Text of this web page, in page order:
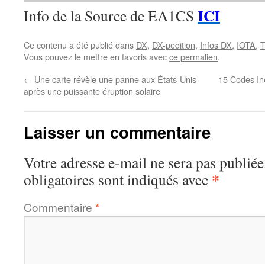
Info de la Source de EA1CS ICI
Ce contenu a été publié dans DX, DX-pedition, Infos DX, IOTA,
Vous pouvez le mettre en favoris avecce permalien.
← Une carte révèle une panne aux États-Unis
après une puissante éruption solaire
15 Codes
Laisser un commentaire
Votre adresse e-mail ne sera pas
obligatoires sont indiqués avec *
Commentaire *